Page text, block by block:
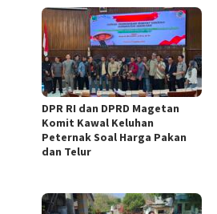
DPR RI dan DPRD Magetan
Komit Kawal Keluhan
Peternak Soal Harga Pakan
dan Telur